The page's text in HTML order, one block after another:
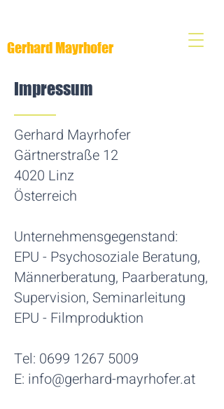
Gerhard Mayrhofer
Impressum
Gerhard Mayrhofer
Gärtnerstraße 12
4020 Linz
Österreich
Unternehmensgegenstand:
EPU - Psychosoziale Beratung,
Männerberatung, Paarberatung,
Supervision, Seminarleitung
EPU - Filmproduktion
Tel: 0699 1267 5009
E: info@gerhard-mayrhofer.at